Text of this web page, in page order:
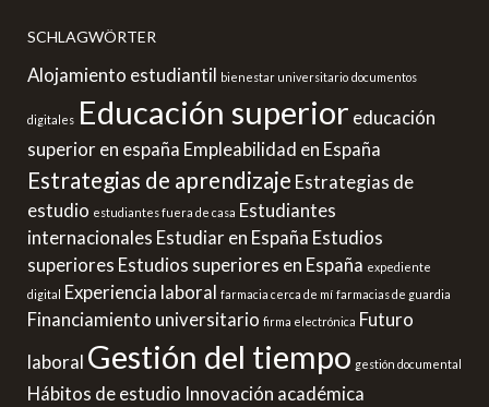
SCHLAGWÖRTER
Alojamiento estudiantil bienestar universitario documentos
digitales Educación superior educación
superior en españa Empleabilidad en España
Estrategias de aprendizaje Estrategias de
estudio estudiantes fuera de casa Estudiantes
internacionales Estudiar en España Estudios
superiores Estudios superiores en España expediente
digital Experiencia laboral farmacia cerca de mí farmacias de guardia
Financiamiento universitario firma electrónica Futuro
laboral Gestión del tiempo gestión documental
Hábitos de estudio Innovación académica